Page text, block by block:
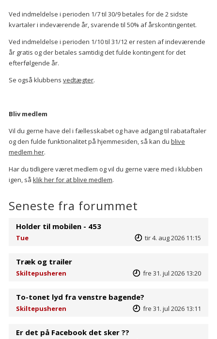
Ved indmeldelse i perioden 1/7 til 30/9 betales for de 2 sidste
kvartaler i indeværende år, svarende til 50% af årskontingentet.
Ved indmeldelse i perioden 1/10 til 31/12 er resten af indeværende
år gratis og der betales samtidig det fulde kontingent for det
efterfølgende år.
Se også klubbens vedtægter.
Bliv medlem
Vil du gerne have del i fællesskabet og have adgang til rabataftaler
og den fulde funktionalitet på hjemmesiden, så kan du blive
medlem her.
Har du tidligere været medlem og vil du gerne være med i klubben
igen, så klik her for at blive medlem.
Seneste fra forummet
Holder til mobilen - 453
Tue tir 4. aug 2026 11:15
Træk og trailer
Skiltepusheren fre 31. jul 2026 13:20
To-tonet lyd fra venstre bagende?
Skiltepusheren fre 31. jul 2026 13:11
Er det på Facebook det sker ??